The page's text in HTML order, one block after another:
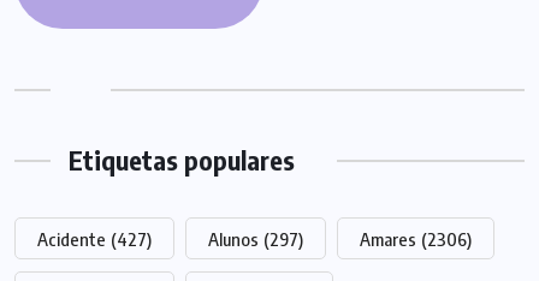
Etiquetas populares
Acidente (427) Alunos (297) Amares (2306)